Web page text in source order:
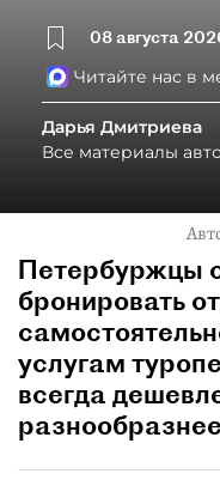
08 августа
Читайте нас в
Дарья Дмитриева
Все материалы
Петербуржцы
бронировать
услугам
всегда